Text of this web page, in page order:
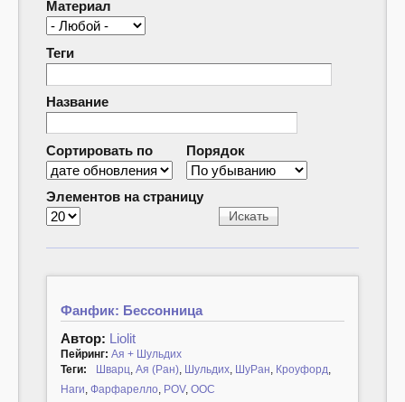
Материал
Теги
Название
Сортировать по Порядок
Элементов на страницу
Фанфик: Бессонница
Автор: Liolit
Пейринг: Ая + Шульдих
Теги:
Шварц Ая (Ран) Шульдих ШуРан Кроуфорд
Наги Фарфарелло POV, ООС